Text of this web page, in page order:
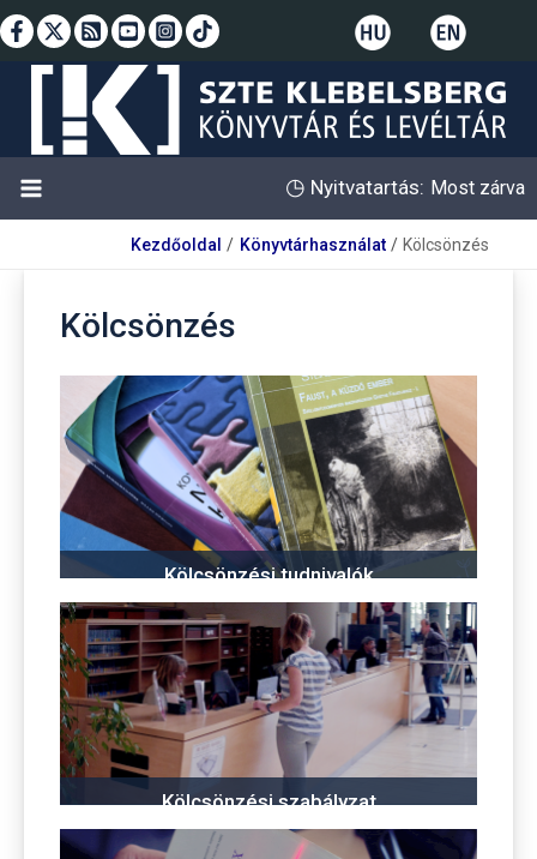
Skip
to
◷ Nyitvatartás: Most zárva
Kezdőoldal Könyvtárhasználat Kölcsönzés
Kölcsönzés
Kölcsönzési tudnivalók
Kölcsönzési szabályzat